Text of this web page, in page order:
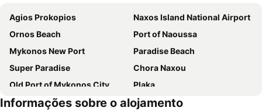
Agios Prokopios
Naxos Island National Airport
Ornos Beach
Port of Naoussa
Mykonos New Port
Paradise Beach
Super Paradise
Chora Naxou
Old Port of Mykonos City
Plaka
Glyfada
Kalo Livadi
Informações sobre o alojamento